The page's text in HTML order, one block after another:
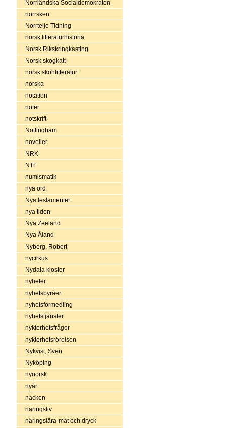
Norrländska Socialdemokraten
norrsken
Norrtelje Tidning
norsk litteraturhistoria
Norsk Rikskringkasting
Norsk skogkatt
norsk skönlitteratur
norska
notation
noter
notskrift
Nottingham
noveller
NRK
NTF
numismatik
nya ord
Nya testamentet
nya tiden
Nya Zeeland
Nya Åland
Nyberg, Robert
nycirkus
Nydala kloster
nyheter
nyhetsbyråer
nyhetsförmedling
nyhetstjänster
nykterhetsfrågor
nykterhetsrörelsen
Nykvist, Sven
Nyköping
nynorsk
nyår
näcken
näringsliv
näringslära-mat och dryck